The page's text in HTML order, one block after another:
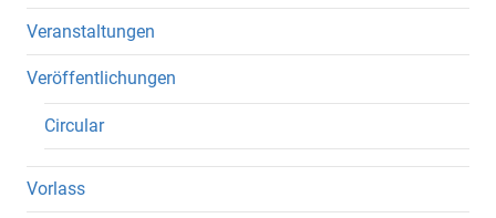
Veranstaltungen
Veröffentlichungen
Circular
Vorlass